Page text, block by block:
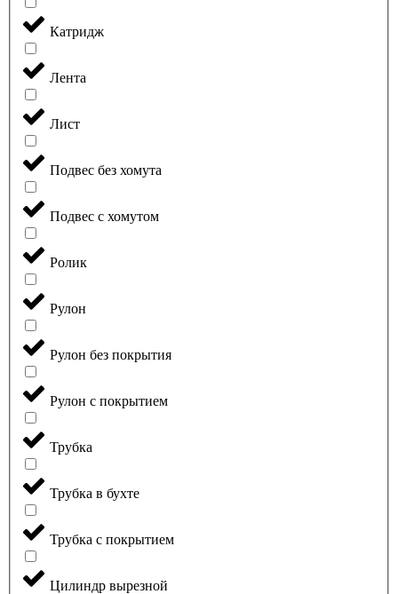
Катридж
Лента
Лист
Подвес без хомута
Подвес с хомутом
Ролик
Рулон
Рулон без покрытия
Рулон с покрытием
Трубка
Трубка в бухте
Трубка с покрытием
Цилиндр вырезной